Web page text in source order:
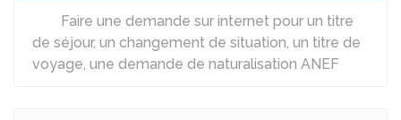
Faire une demande sur internet pour un titre
de séjour, un changement de situation, un titre de
voyage, une demande de naturalisation ANEF